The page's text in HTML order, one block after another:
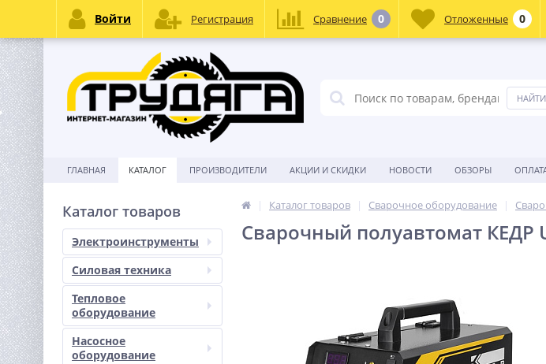
ГЛАВНАЯ КАТАЛОГ ПРОИЗВОДИТЕЛИ АКЦИИ И СКИДКИ НОВОСТИ ОБЗОРЫ
Каталог товаров
Электроинструменты
Силовая техника
Тепловое
оборудование
Насосное
оборудование
Каталог товаров Сварочное оборудование
Сварочный полуавтомат КЕДР
Войти Регистрация Сравнение 0 Отложенные 0